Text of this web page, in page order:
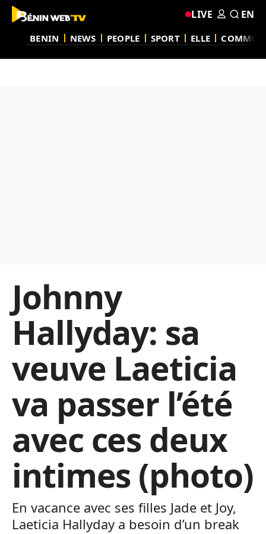
BENIN NEWS PEOPLE SPORT ELLE
LIVE EN
Johnny
Hallyday: sa
veuve Laeticia
va passer l’été
avec ces deux
intimes (photo)
En vacance avec ses filles Jade et Joy,
Laeticia Hallyday a besoin d’un break